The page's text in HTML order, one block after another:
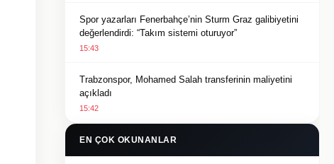
Spor yazarları Fenerbahçe’nin Sturm Graz galibiyetini
değerlendirdi: “Takım sistemi oturuyor”
15:43
Trabzonspor, Mohamed Salah transferinin maliyetini
açıkladı
15:42
EN ÇOK OKUNANLAR